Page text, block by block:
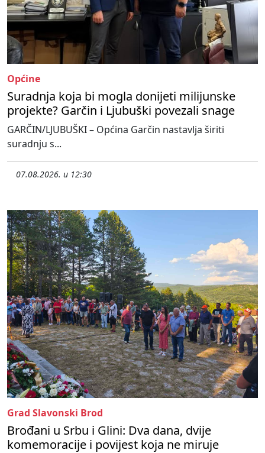
Općine
Suradnja koja bi mogla donijeti milijunske
projekte? Garčin i Ljubuški povezali snage
GARČIN/LJUBUŠKI – Općina Garčin nastavlja širiti
suradnju s...
07.08.2026. u 12:30
Grad Slavonski Brod
Brođani u Srbu i Glini: Dva dana, dvije
komemoracije i povijest koja ne miruje